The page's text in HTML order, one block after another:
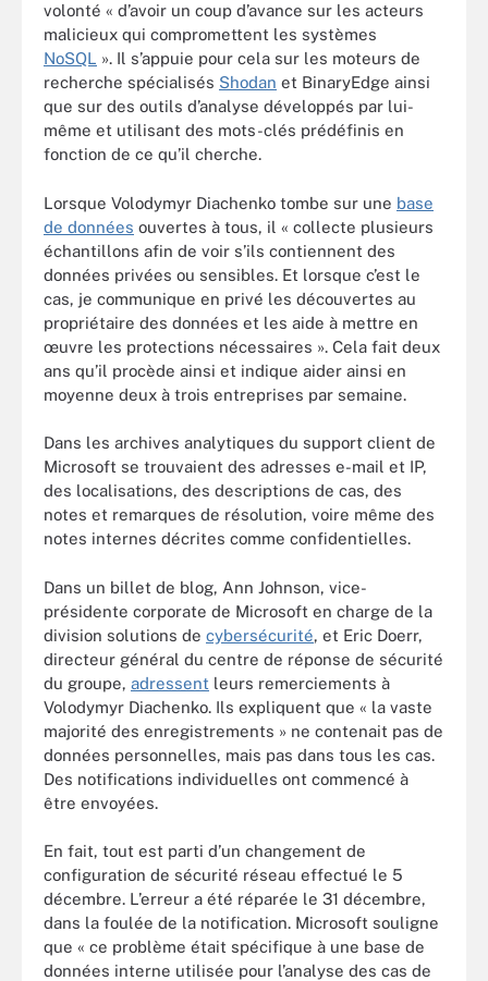
volonté « d’avoir un coup d’avance sur les acteurs
malicieux qui compromettent les systèmes
NoSQL ». Il s’appuie pour cela sur les moteurs de
recherche spécialisés Shodan et BinaryEdge ainsi
que sur des outils d’analyse développés par lui-
même et utilisant des mots-clés prédéfinis en
fonction de ce qu’il cherche.
Lorsque Volodymyr Diachenko tombe sur une base
de données ouvertes à tous, il « collecte plusieurs
échantillons afin de voir s’ils contiennent des
données privées ou sensibles. Et lorsque c’est le
cas, je communique en privé les découvertes au
propriétaire des données et les aide à mettre en
œuvre les protections nécessaires ». Cela fait deux
ans qu’il procède ainsi et indique aider ainsi en
moyenne deux à trois entreprises par semaine.
Dans les archives analytiques du support client de
Microsoft se trouvaient des adresses e-mail et IP,
des localisations, des descriptions de cas, des
notes et remarques de résolution, voire même des
notes internes décrites comme confidentielles.
Dans un billet de blog, Ann Johnson, vice-
présidente corporate de Microsoft en charge de la
division solutions de cybersécurité, et Eric Doerr,
directeur général du centre de réponse de sécurité
du groupe, adressent leurs remerciements à
Volodymyr Diachenko. Ils expliquent que « la vaste
majorité des enregistrements » ne contenait pas de
données personnelles, mais pas dans tous les cas.
Des notifications individuelles ont commencé à
être envoyées.
En fait, tout est parti d’un changement de
configuration de sécurité réseau effectué le 5
décembre. L’erreur a été réparée le 31 décembre,
dans la foulée de la notification. Microsoft souligne
que « ce problème était spécifique à une base de
données interne utilisée pour l’analyse des cas de